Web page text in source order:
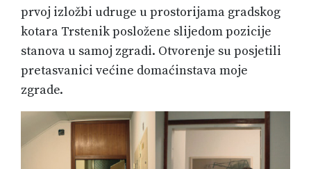
prvoj izložbi udruge u prostorijama gradskog
kotara Trstenik posložene slijedom pozicije
stanova u samoj zgradi. Otvorenje su posjetili
pretasvanici većine domaćinstava moje
zgrade.